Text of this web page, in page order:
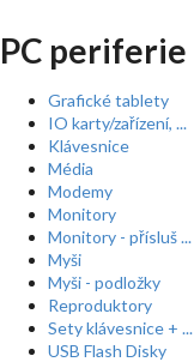
PC periferie
Grafické tablety
IO karty/zařízení, ...
Klávesnice
Média
Modemy
Monitory
Monitory - přísluš ...
Myši
Myši - podložky
Reproduktory
Sety klávesnice + ...
USB Flash Disky